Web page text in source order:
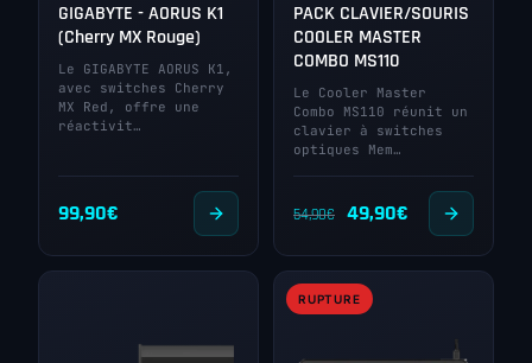
GIGABYTE - AORUS K1
(Cherry MX Rouge)
Le GIGABYTE AORUS K1,
avec switches Cherry
MX Red, offre une
réactivit…
99,90€
PACK CLAVIER/SOURIS
COOLER MASTER
COMBO MS110
Le Cooler Master
Combo MS110 réunit un
clavier à switches
optiques Mem…
54,90€
Le
initial
était :
49,90€
prix
actuel
49,90€.
RUPTURE